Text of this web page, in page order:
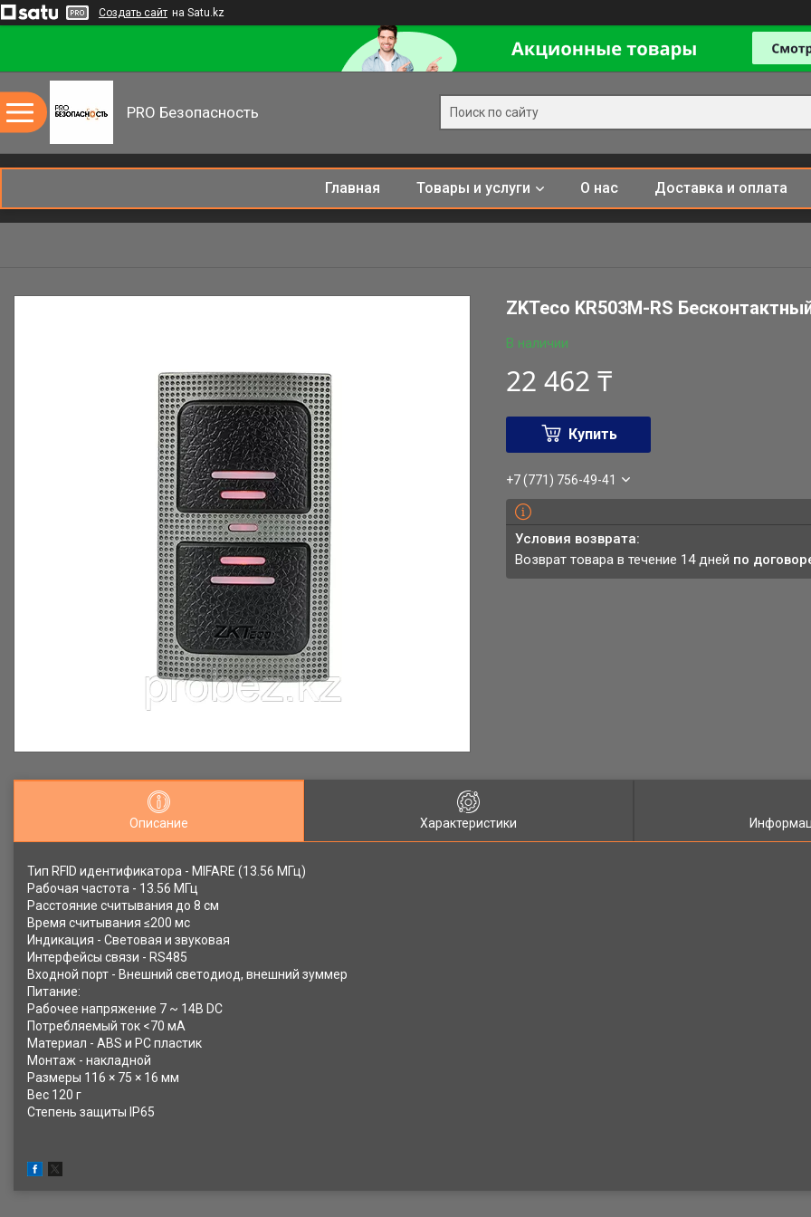
Создать сайт на Satu.kz
PRO Безопасность
Главная Товары и услуги О нас Доставка и оплата
ZKTeco KR503M-RS
В наличии
22 462 ₸
Купить
+7 (771) 756-49-41
возврат товара в течение 14 дней по
Описание Характеристики
Тип RFID идентификатора - MIFARE (13.56 МГц)
Рабочая частота - 13.56 МГц
Расстояние считывания до 8 см
Время считывания ≤200 мс
Индикация - Световая и звуковая
Интерфейсы связи - RS485
Входной порт - Внешний светодиод, внешний зуммер
Питание:
Рабочее напряжение 7 ~ 14В DC
Потребляемый ток <70 мА
Материал - ABS и PC пластик
Монтаж - накладной
Размеры 116 × 75 × 16 мм
Вес 120 г
Степень защиты IP65